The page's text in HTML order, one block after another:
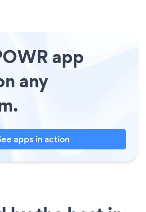
app
any
apps in action